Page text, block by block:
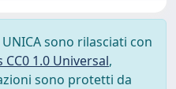
sono rilasciati con
1.0 Universal,
sono protetti da